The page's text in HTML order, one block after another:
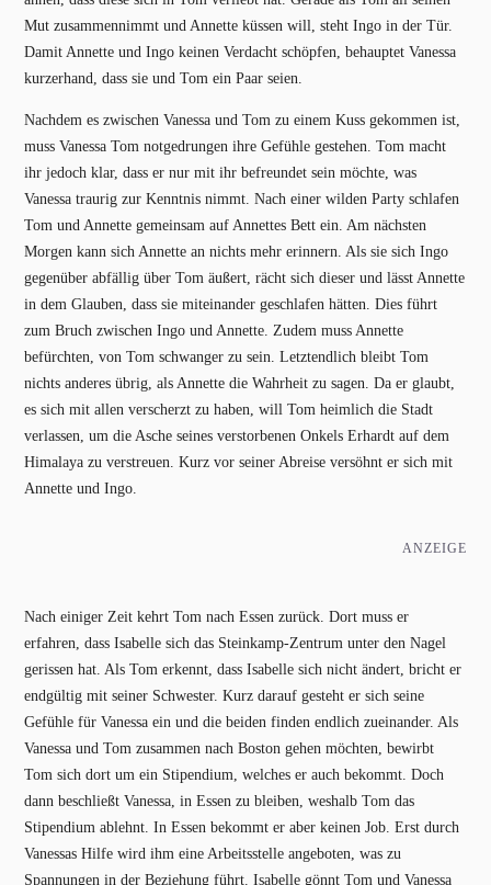
Mut zusammennimmt und Annette küssen will, steht Ingo in der Tür.
Damit Annette und Ingo keinen Verdacht schöpfen, behauptet Vanessa
kurzerhand, dass sie und Tom ein Paar seien.
Nachdem es zwischen Vanessa und Tom zu einem Kuss gekommen ist,
muss Vanessa Tom notgedrungen ihre Gefühle gestehen. Tom macht
ihr jedoch klar, dass er nur mit ihr befreundet sein möchte, was
Vanessa traurig zur Kenntnis nimmt. Nach einer wilden Party schlafen
Tom und Annette gemeinsam auf Annettes Bett ein. Am nächsten
Morgen kann sich Annette an nichts mehr erinnern. Als sie sich Ingo
gegenüber abfällig über Tom äußert, rächt sich dieser und lässt Annette
in dem Glauben, dass sie miteinander geschlafen hätten. Dies führt
zum Bruch zwischen Ingo und Annette. Zudem muss Annette
befürchten, von Tom schwanger zu sein. Letztendlich bleibt Tom
nichts anderes übrig, als Annette die Wahrheit zu sagen. Da er glaubt,
es sich mit allen verscherzt zu haben, will Tom heimlich die Stadt
verlassen, um die Asche seines verstorbenen Onkels Erhardt auf dem
Himalaya zu verstreuen. Kurz vor seiner Abreise versöhnt er sich mit
Annette und Ingo.
ANZEIGE
Nach einiger Zeit kehrt Tom nach Essen zurück. Dort muss er
erfahren, dass Isabelle sich das Steinkamp-Zentrum unter den Nagel
gerissen hat. Als Tom erkennt, dass Isabelle sich nicht ändert, bricht er
endgültig mit seiner Schwester. Kurz darauf gesteht er sich seine
Gefühle für Vanessa ein und die beiden finden endlich zueinander. Als
Vanessa und Tom zusammen nach Boston gehen möchten, bewirbt
Tom sich dort um ein Stipendium, welches er auch bekommt. Doch
dann beschließt Vanessa, in Essen zu bleiben, weshalb Tom das
Stipendium ablehnt. In Essen bekommt er aber keinen Job. Erst durch
Vanessas Hilfe wird ihm eine Arbeitsstelle angeboten, was zu
Spannungen in der Beziehung führt. Isabelle gönnt Tom und Vanessa